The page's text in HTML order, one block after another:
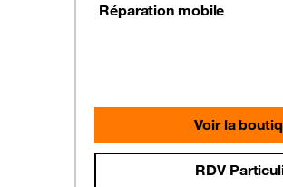
Réparation mobile
Voir la
RDV